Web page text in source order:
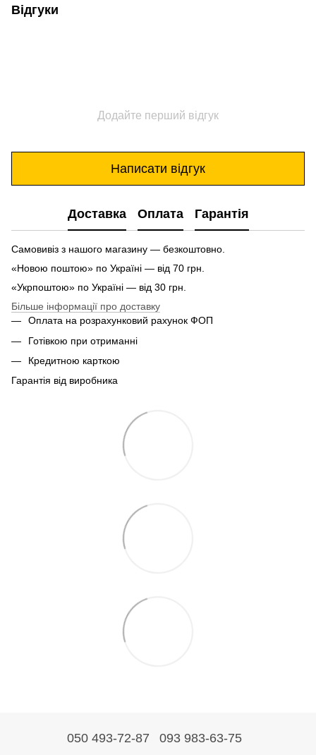
Відгуки
Додайте перший відгук
Написати відгук
Доставка Оплата Гарантія
Самовивіз з нашого магазину — безкоштовно.
«Новою поштою» по Україні — від 70 грн.
«Укрпоштою» по Україні — від 30 грн.
Більше інформації про доставку
Оплата на розрахунковий рахунок ФОП
Готівкою при отриманні
Кредитною карткою
Гарантія від виробника
050 493-72-87 093 983-63-75